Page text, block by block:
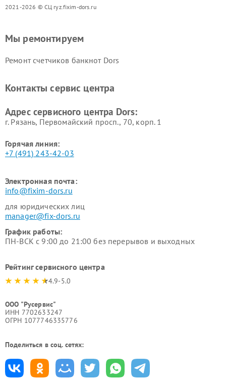
2021-2026 © СЦ ryz.fixim-dors.ru
Мы ремонтируем
Ремонт счетчиков банкнот Dors
Контакты сервис центра
Адрес сервисного центра Dors:
г. Рязань, Первомайский просп., 70, корп. 1
Горячая линия:
+7 (491) 243-42-03
Электронная почта:
info@fixim-dors.ru
для юридических лиц
manager@fix-dors.ru
График работы:
ПН-ВСК с 9:00 до 21:00 без перерывов и выходных
Рейтинг сервисного центра
4.9-5.0
ООО "Русервис"
ИНН 7702633247
ОГРН 1077746335776
Поделиться в соц. сетях: